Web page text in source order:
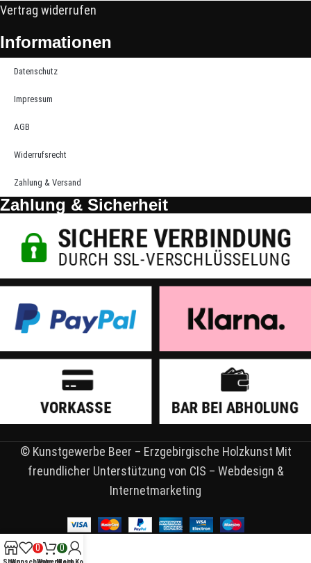
Vertrag widerrufen
Informationen
Datenschutz
Impressum
AGB
Widerrufsrecht
Zahlung & Versand
Zahlung & Sicherheit
© Kunstgewerbe Beer – Erzgebirgische Holzkunst Mit
freundlicher Unterstützung von CIS – Webdesign &
Internetmarketing
0 0